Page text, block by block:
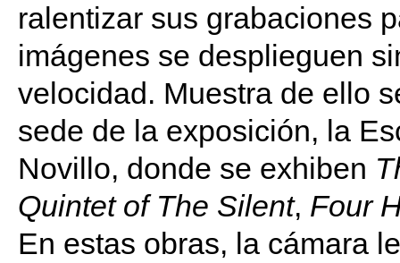
ralentizar sus grabaciones
imágenes se desplieguen
velocidad. Muestra de ello
sede de la exposición, la
Novillo, donde se exhiben
Quintet of The Silent, Four
En estas obras, la cámara